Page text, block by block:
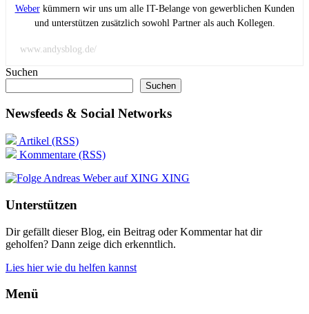
Weberkümmern wir uns um alle IT-Belange von gewerblichen Kunden
und unterstützen zusätzlich sowohl Partner als auch Kollegen.
www.andysblog.de/
Suchen
Suchen
Newsfeeds & Social Networks
Artikel (RSS)
Kommentare (RSS)
XING
Unterstützen
Dir gefällt dieser Blog, ein Beitrag oder Kommentar hat dir
geholfen? Dann zeige dich erkenntlich.
Lies hier wie du helfen kannst
Menü